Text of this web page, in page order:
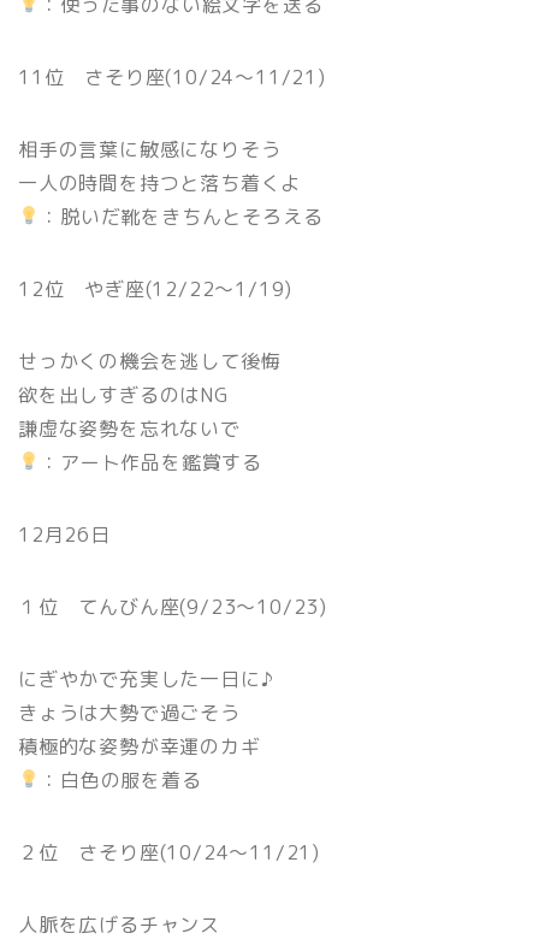
11位 さそり座(10/24〜11/21)
相手の言葉に敏感になりそう
一人の時間を持つと落ち着くよ
：脱いだ靴をきちんとそろえる
12位 やぎ座(12/22〜1/19)
せっかくの機会を逃して後悔
欲を出しすぎるのはNG
謙虚な姿勢を忘れないで
：アート作品を鑑賞する
12月26日
１位 てんびん座(9/23〜10/23)
にぎやかで充実した一日に♪
きょうは大勢で過ごそう
積極的な姿勢が幸運のカギ
：白色の服を着る
２位 さそり座(10/24〜11/21)
人脈を広げるチャンス